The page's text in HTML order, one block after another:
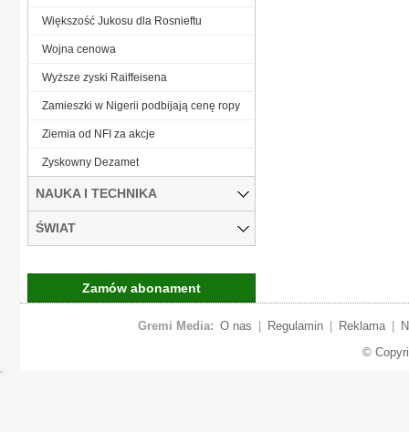
Większość Jukosu dla Rosnieftu
Wojna cenowa
Wyższe zyski Raiffeisena
Zamieszki w Nigerii podbijają cenę ropy
Ziemia od NFI za akcje
Zyskowny Dezamet
NAUKA I TECHNIKA
ŚWIAT
Zamów abonament
Gremi Media: O nas Regulamin Reklama
©